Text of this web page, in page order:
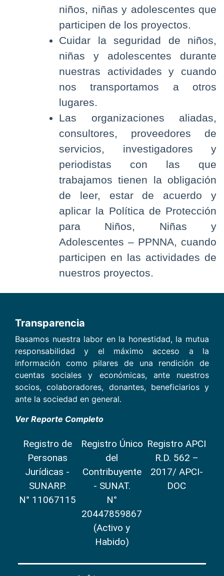
niños, niñas y adolescentes que
participen de los proyectos.
Cuidar la seguridad de niños,
niñas y adolescentes durante
nuestras actividades y cuando
nos transportamos a otros
lugares.
Las organizaciones aliadas,
consultores, proveedores de
servicios, investigadores y
periodistas con las que
trabajamos tienen la obligación
de leer, estar de acuerdo y
aplicar la Política de Protección
para Niños, Niñas y
Adolescentes – PPNNA, cuando
participen en las actividades de
nuestros proyectos.
Transparencia
Basamos nuestra labor en la honestidad, la mutua
responsabilidad y el máximo acceso a la
información como pilares de una rendición de
cuentas sociales y económicas, ante nuestros
socios, colaboradores, donantes, beneficiarios y
ante la sociedad en general.
Ver Reporte Completo
Registro de
Personas
Jurídicas -
SUNARP.
N° 11067115
Registro Único
del
Contribuyente
- SUNAT.
N°
20447859867
(Activo y
Habido)
Registro APCI
R.D. 562 –
2017/ APCI-
DOC